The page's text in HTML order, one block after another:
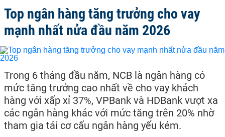
Top ngân hàng tăng trưởng cho vay
mạnh nhất nửa đầu năm 2026
Trong 6 tháng đầu năm, NCB là ngân hàng có
mức tăng trưởng cao nhất về cho vay khách
hàng với xấp xỉ 37%, VPBank và HDBank vượt xa
các ngân hàng khác với mức tăng trên 20% nhờ
tham gia tái cơ cấu ngân hàng yếu kém.